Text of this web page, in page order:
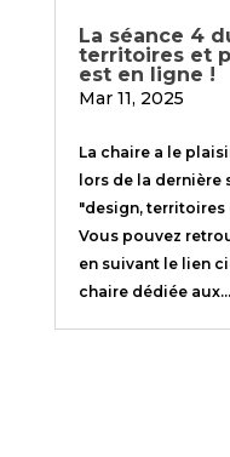
La séance 4
territoires et
est en ligne !
Mar 11, 2025
La chaire a le
lors de la dernière
"design,
Vous pouvez
en suivant le lien
chaire dédiée aux...